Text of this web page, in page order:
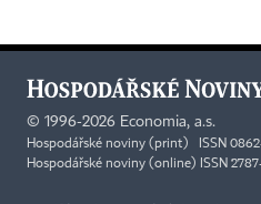
© 1996-2026 Economia, a.s.
Hospodářské noviny (print) ISSN
Hospodářské noviny (online) ISSN